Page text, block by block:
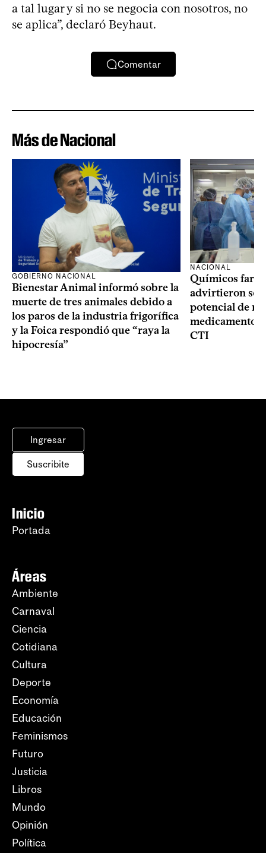
a tal lugar y si no se negocia con nosotros, no
se aplica”, declaró Beyhaut.
Comentar
Más de Nacional
GOBIERNO NACIONAL
Bienestar Animal informó sobre la
muerte de tres animales debido a
los paros de la industria frigorífica
y la Foica respondió que “raya la
hipocresía”
NACIONAL
Químicos
advirtieron
potencial de
medicamentos
CTI
Ingresar
Suscribite
Inicio
Portada
Áreas
Ambiente
Carnaval
Ciencia
Cotidiana
Cultura
Deporte
Economía
Educación
Feminismos
Futuro
Justicia
Libros
Mundo
Opinión
Política